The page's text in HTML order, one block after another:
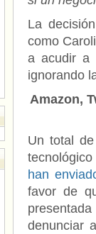
La
como
a acudir a
ignorando
Amazon,
Un total
han
favor de
denunciar